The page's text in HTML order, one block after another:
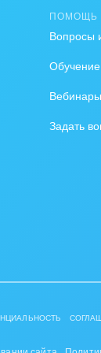
ПОМОЩЬ
Вопросы
Обучение
Вебинары
Задать